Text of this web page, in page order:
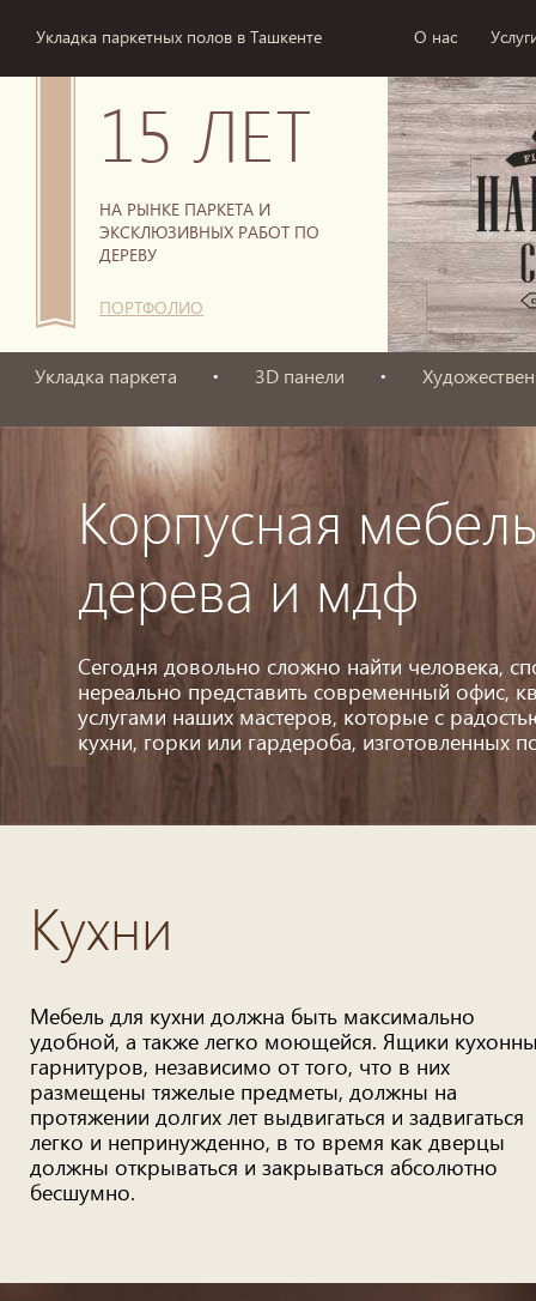
Укладка паркетных полов в Ташкенте О нас
15 ЛЕТ
НА РЫНКЕ ПАРКЕТА И
ЭКСКЛЮЗИВНЫХ РАБОТ ПО
ДЕРЕВУ
ПОРТФОЛИО
Укладка паркета 3D панели
Корпусная
дерева и мдф
Сегодня довольно сложно найти человека,
нереально представить современный офис,
услугами наших мастеров, которые с
кухни, горки или гардероба, изготовленных
Кухни
Мебель для кухни должна быть максимально
удобной, а также легко моющейся. Ящики
гарнитуров, независимо от того, что в них
размещены тяжелые предметы, должны на
протяжении долгих лет выдвигаться и задвигаться
легко и непринужденно, в то время как дверцы
должны открываться и закрываться абсолютно
бесшумно.